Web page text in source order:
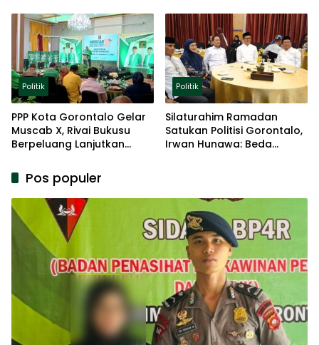
Politik
Politik
PPP Kota Gorontalo Gelar
Muscab X, Rivai Bukusu
Berpeluang Lanjutkan
Politik
Silaturahim Ramadan
Satukan Politisi Gorontalo,
Irwan Hunawa: Beda
Pos populer